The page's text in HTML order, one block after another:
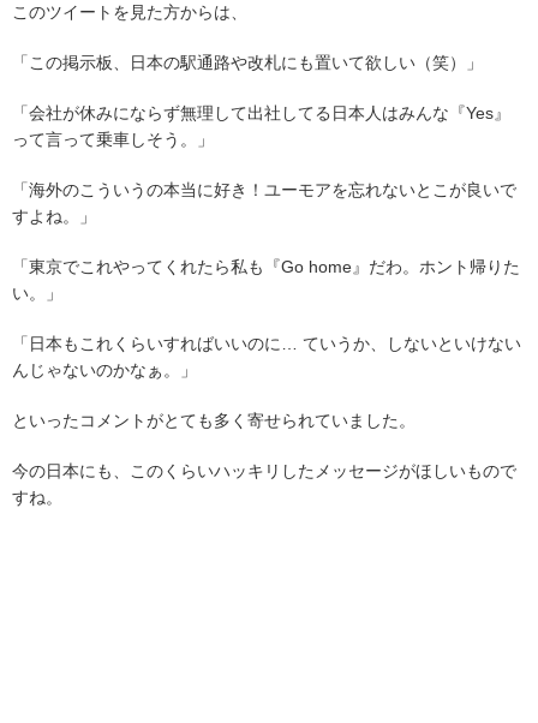
このツイートを見た方からは、
「この掲示板、日本の駅通路や改札にも置いて欲しい（笑）」
「会社が休みにならず無理して出社してる日本人はみんな『Yes』
って言って乗車しそう。」
「海外のこういうの本当に好き！ユーモアを忘れないとこが良いで
すよね。」
「東京でこれやってくれたら私も『Go home』だわ。ホント帰りた
い。」
「日本もこれくらいすればいいのに… ていうか、しないといけない
んじゃないのかなぁ。」
といったコメントがとても多く寄せられていました。
今の日本にも、このくらいハッキリしたメッセージがほしいもので
すね。